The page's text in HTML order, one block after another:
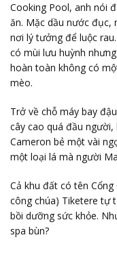
Cooking Pool, anh nói
ăn. Mặc dầu nước đục,
nơi lý tưởng để luộc
có mùi lưu huỳnh
hoàn toàn không có
mèo.
Trở về chỗ máy bay
cây cao quá đầu
Cameron bẻ một vài
một loại lá mà người
Cả khu đất có tên
công chúa) Tiketere tự
bồi dưỡng sức khỏe.
spa bùn?